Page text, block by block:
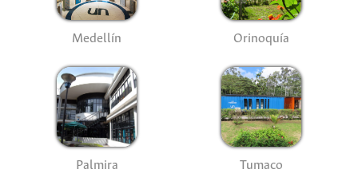
Medellín Orinoquía
Palmira Tumaco